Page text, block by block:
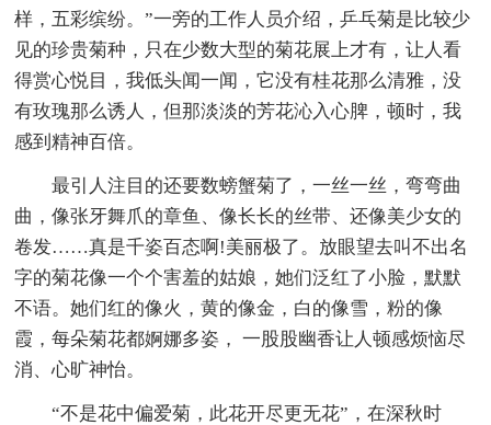
样，五彩缤纷。”一旁的工作人员介绍，乒乓菊是比较少
见的珍贵菊种，只在少数大型的菊花展上才有，让人看
得赏心悦目，我低头闻一闻，它没有桂花那么清雅，没
有玫瑰那么诱人，但那淡淡的芳花沁入心脾，顿时，我
感到精神百倍。
最引人注目的还要数螃蟹菊了，一丝一丝，弯弯曲
曲，像张牙舞爪的章鱼、像长长的丝带、还像美少女的
卷发……真是千姿百态啊!美丽极了。放眼望去叫不出名
字的菊花像一个个害羞的姑娘，她们泛红了小脸，默默
不语。她们红的像火，黄的像金，白的像雪，粉的像
霞，每朵菊花都婀娜多姿， 一股股幽香让人顿感烦恼尽
消、心旷神怡。
“不是花中偏爱菊，此花开尽更无花”，在深秋时